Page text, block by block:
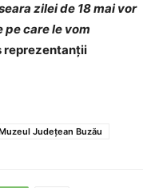
zilei de 18 mai vor
care le vom
reprezentanții
Județean Buzău